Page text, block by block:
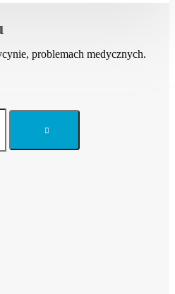
problemach medycznych.